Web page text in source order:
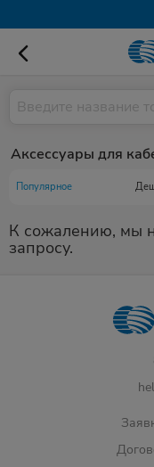
Аксессуары для
Популярное
К сожалению, мы
запросу.